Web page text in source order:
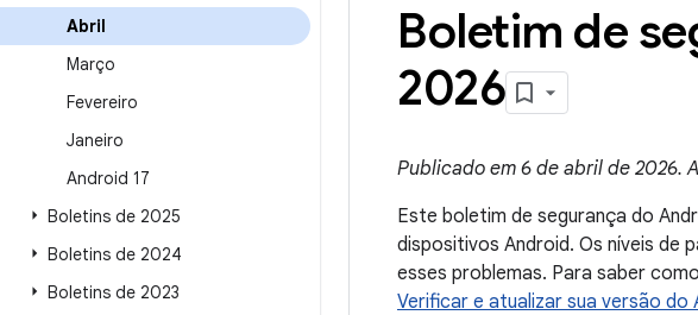
Abril
Março
Fevereiro
Janeiro
Android 17
Boletins de 2025
Boletins de 2024
Boletins de 2023
Boletim de
2026
Publicado em 6 de abril de 2026.
Este boletim de segurança do
dispositivos Android. Os níveis
esses problemas. Para saber
Verificar e atualizar sua versão do